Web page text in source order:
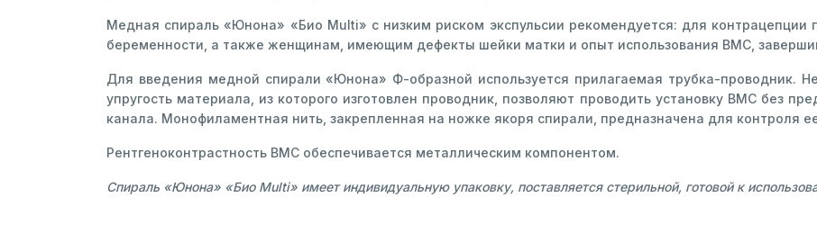
Медная спираль «Юнона» «Био Multi» с низким риском экспульсии рекомендуется: для контрацепции
беременности, а также женщинам, имеющим дефекты шейки матки и опыт использования ВМС,
Для введения медной спирали «Юнона» Ф-образной используется прилагаемая трубка-проводник.
упругость материала, из которого изготовлен проводник, позволяют проводить установку ВМС без
канала. Монофиламентная нить, закрепленная на ножке якоря спирали, предназначена для контроля
Рентгеноконтрастность ВМС обеспечивается металлическим компонентом.
Спираль «Юнона» «Био Multi» имеет индивидуальную упаковку, поставляется стерильной, готовой к